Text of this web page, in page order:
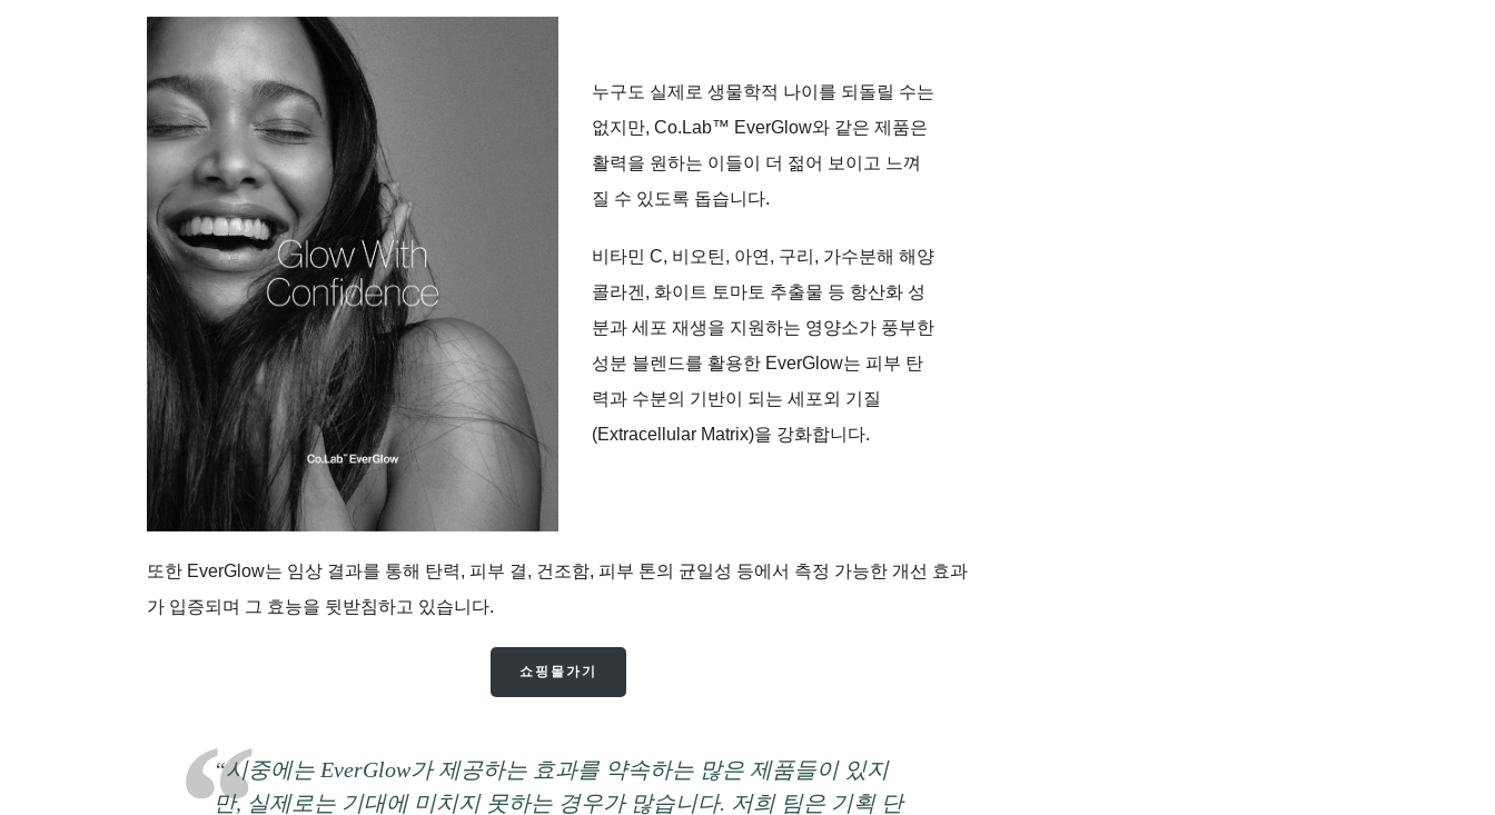
누구도 실제로 생물학적 나이를 되돌릴 수는
없지만, Co.Lab™ EverGlow와 같은 제품은
활력을 원하는 이들이 더 젊어 보이고 느껴
질 수 있도록 돕습니다.
비타민 C, 비오틴, 아연, 구리, 가수분해 해양
콜라겐, 화이트 토마토 추출물 등 항산화 성
분과 세포 재생을 지원하는 영양소가 풍부한
성분 블렌드를 활용한 EverGlow는 피부 탄
력과 수분의 기반이 되는 세포외 기질
(Extracellular Matrix)을 강화합니다.
또한 EverGlow는 임상 결과를 통해 탄력, 피부 결, 건조함, 피부 톤의 균일성 등에서 측정 가능한 개선 효과
가 입증되며 그 효능을 뒷받침하고 있습니다.
쇼핑몰가기
“시중에는 EverGlow가 제공하는 효과를 약속하는 많은 제품들이 있지
만, 실제로는 기대에 미치지 못하는 경우가 많습니다. 저희 팀은 기획 단